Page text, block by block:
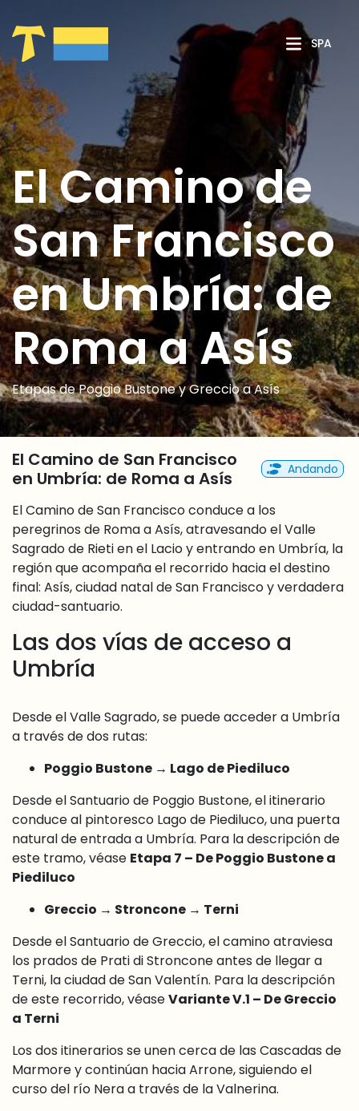
SPA
El Camino de
San Francisco
en Umbría: de
Roma a Asís
Etapas de Poggio Bustone y Greccio a Asís
El Camino de San Francisco
en Umbría: de Roma a Asís
Andando
El Camino de San Francisco conduce a los
peregrinos de Roma a Asís, atravesando el Valle
Sagrado de Rieti en el Lacio y entrando en Umbría, la
región que acompaña el recorrido hacia el destino
final: Asís, ciudad natal de San Francisco y verdadera
ciudad-santuario.
Las dos vías de acceso a
Umbría
Desde el Valle Sagrado, se puede acceder a Umbría
a través de dos rutas:
Poggio Bustone → Lago de Piediluco
Desde el Santuario de Poggio Bustone, el itinerario
conduce al pintoresco Lago de Piediluco, una puerta
natural de entrada a Umbría. Para la descripción de
este tramo, véase Etapa 7 – De Poggio Bustone a
Piediluco
Greccio → Stroncone → Terni
Desde el Santuario de Greccio, el camino atraviesa
los prados de Prati di Stroncone antes de llegar a
Terni, la ciudad de San Valentín. Para la descripción
de este recorrido, véaseVariante V.1 – De Greccio
a Terni
Los dos itinerarios se unen cerca de las Cascadas de
Marmore y continúan hacia Arrone, siguiendo el
curso del río Nera a través de la Valnerina.